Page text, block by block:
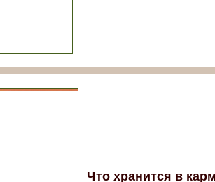
Что хранится в